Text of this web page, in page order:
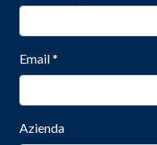
Email*
Azienda